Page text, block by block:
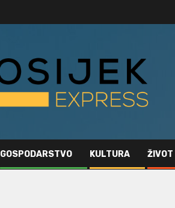
GOSPODARSTVO KULTURA ŽIVOT